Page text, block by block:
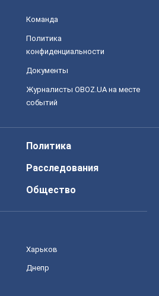
Команда
Политика
конфиденциальности
Документы
Журналисты OBOZ.UA на месте
событий
Политика
Расследования
Общество
Харьков
Днепр